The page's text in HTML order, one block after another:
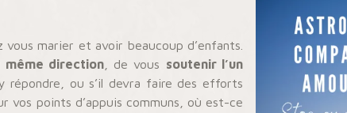
vous marier et avoir beaucoup d’enfants.
même direction, de vous soutenir l’un
répondre, ou s’il devra faire des efforts
vos points d’appuis communs, où est-ce